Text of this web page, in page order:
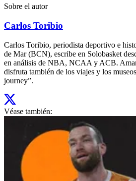
Sobre el autor
Carlos Toribio
Carlos Toribio, periodista deportivo e
de Mar (BCN), escribe en Solobasket
en análisis de NBA, NCAA y ACB.
disfruta también de los viajes y los
journey”.
Véase también: